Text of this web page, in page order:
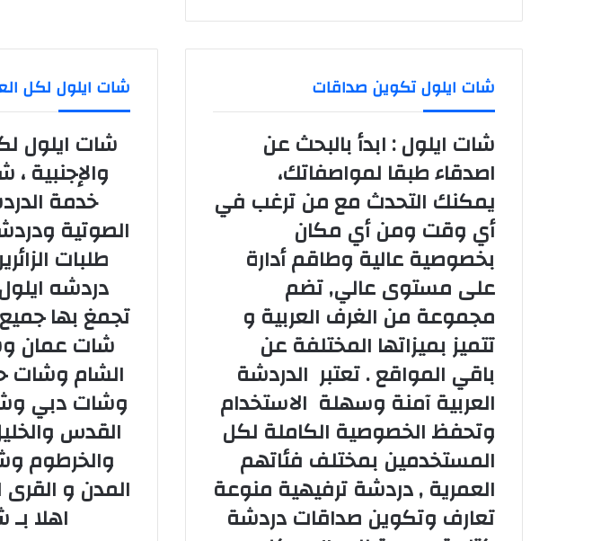
شات ايلول تكوين صداقات
شات ايلول : ابدأ بالبحث عن
اصدقاء طبقا لمواصفاتك،
يمكنك التحدث مع من ترغب في
أي وقت ومن أي مكان
بخصوصية عالية وطاقم أدارة
على مستوى عالي, تضم
مجموعة من الغرف العربية و
تتميز بميزاتها المختلفة عن
باقي المواقع . تعتبر الدردشة
العربية آمنة وسهلة الاستخدام
وتحفظ الخصوصية الكاملة لكل
المستخدمين بمختلف فئاتهم
العمرية , دردشة ترفيهية منوعة
تعارف وتكوين صداقات دردشة
شات ايلول لكل
شات ايلول
والإجنبية
خدمة
الصوتية
طلبات
دردشه
تجمغ بها
شات عمان
الشام
وشات دبي
القدس
والخرطوم
المدن و القرى
اهلا